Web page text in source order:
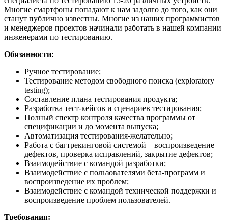
Многие смартфоны попадают к нам задолго до того, как они
станут публично известны. Многие из наших программистов
и менеджеров проектов начинали работать в нашей компании
инженерами по тестированию.
Обязанности:
Ручное тестирование;
Тестирование методом свободного поиска (exploratory
testing);
Составление плана тестирования продукта;
Разработка тест-кейсов и сценариев тестирования;
Полный спектр контроля качества программы от
спецификации и до момента выпуска;
Автоматизация тестирования-желательно;
Работа с багтрекинговой системой – воспроизведение
дефектов, проверка исправлений, закрытие дефектов;
Взаимодействие с командой разработки;
Взаимодействие с пользователями бета-программ и
воспроизведение их проблем;
Взаимодействие с командой технической поддержки и
воспроизведение проблем пользователей.
Требования: